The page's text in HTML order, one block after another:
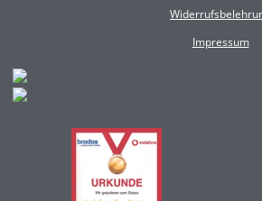
Impressum